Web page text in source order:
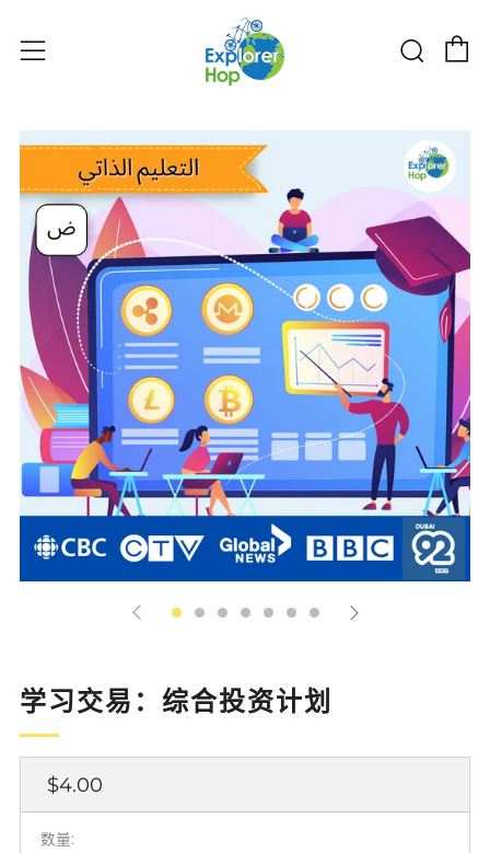
菜单 搜索
学习交易：综合投资计划
正
常
价
$4.00
数量: